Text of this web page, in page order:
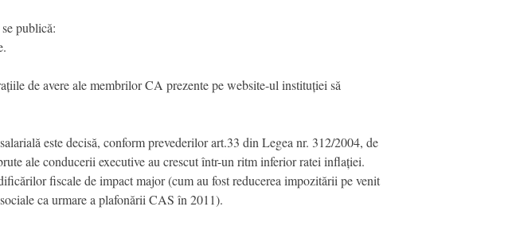
publică:
de avere ale membrilor CA prezente pe website-ul instituției să
este decisă, conform prevederilor art.33 din Legea nr. 312/2004, de
ale conducerii executive au crescut într-un ritm inferior ratei inflației.
fiscale de impact major (cum au fost reducerea impozitării pe venit
ca urmare a plafonării CAS în 2011).